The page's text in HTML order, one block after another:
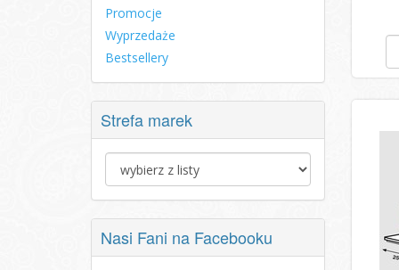
Promocje
Wyprzedaże
Bestsellery
Strefa marek
Nasi Fani na Facebooku